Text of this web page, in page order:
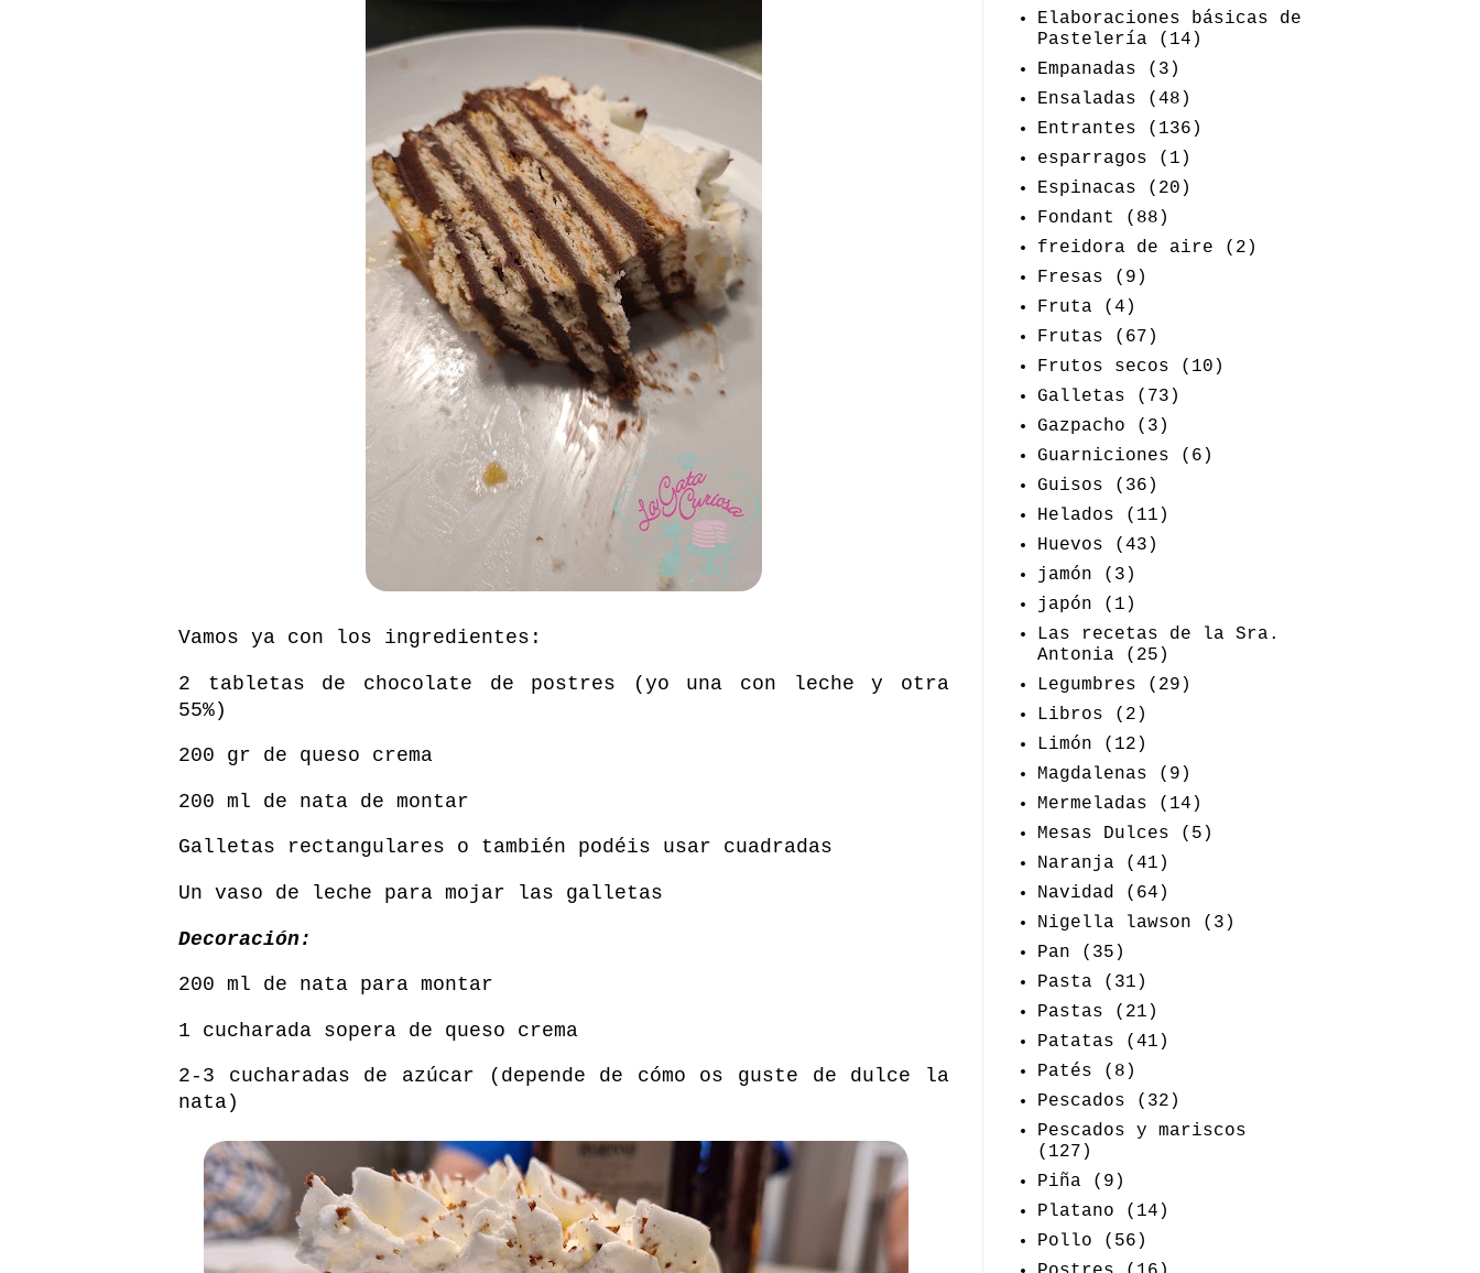
Vamos ya con los ingredientes:
2 tabletas de chocolate de postres (yo una con leche y otra
55%)
200 gr de queso crema
200 ml de nata de montar
Galletas rectangulares o también podéis usar cuadradas
Un vaso de leche para mojar las galletas
Decoración:
200 ml de nata para montar
1 cucharada sopera de queso crema
2-3 cucharadas de azúcar (depende de cómo os guste de dulce la
nata)
Elaboraciones básicas de
Pastelería
(14)
Empanadas
(3)
Ensaladas
(48)
Entrantes
(136)
esparragos
(1)
Espinacas
(20)
Fondant
(88)
freidora de aire
(2)
Fresas
(9)
Fruta
(4)
Frutas
(67)
Frutos secos
(10)
Galletas
(73)
Gazpacho
(3)
Guarniciones
(6)
Guisos
(36)
Helados
(11)
Huevos
(43)
jamón
(3)
japón
(1)
Las recetas de la Sra.
Antonia
(25)
Legumbres
(29)
Libros
(2)
Limón
(12)
Magdalenas
(9)
Mermeladas
(14)
Mesas Dulces
(5)
Naranja
(41)
Navidad
(64)
Nigella lawson
(3)
Pan
(35)
Pasta
(31)
Pastas
(21)
Patatas
(41)
Patés
(8)
Pescados
(32)
Pescados y mariscos
(127)
Piña
(9)
Platano
(14)
Pollo
(56)